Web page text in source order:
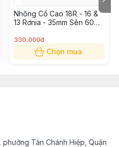
Nhông Cổ Cao 18R - 16 &
13 Rơnia - 35mm Sên 60
330.000đ
Chọn mua
phường Tân Chánh Hiệp, Quận